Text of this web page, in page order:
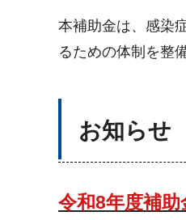
本補助金は、感染
るための体制を整
お知らせ
令和8年度補助